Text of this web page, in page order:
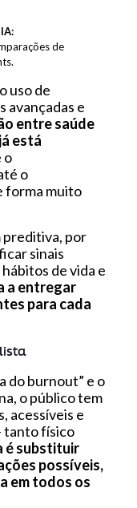
de
uso de
avançadas e
entre saúde
está
o
o
forma muito
preditiva, por
sinais
de vida e
a entregar
para cada
do burnout” e o
o público tem
acessíveis e
tanto físico
é substituir
possíveis,
em todos os